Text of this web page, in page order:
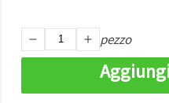
consenso
verranno
impostati
tecnicamente
pezzo